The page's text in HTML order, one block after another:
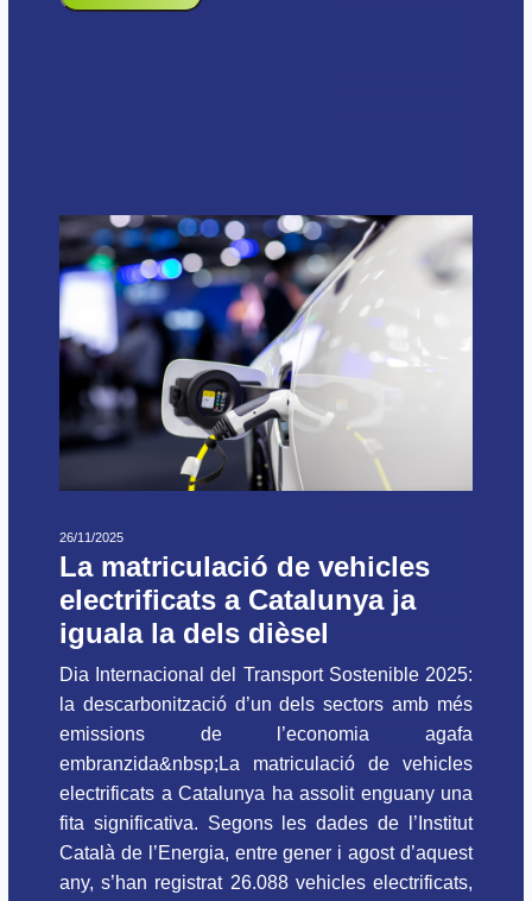
26/11/2025
La matriculació de vehicles
electrificats a Catalunya ja
iguala la dels dièsel
Dia Internacional del Transport Sostenible 2025:
la descarbonització d’un dels sectors amb més
emissions de l’economia agafa
embranzida&nbsp;La matriculació de vehicles
electrificats a Catalunya ha assolit enguany una
fita significativa. Segons les dades de l’Institut
Català de l’Energia, entre gener i agost d’aquest
any, s’han registrat 26.088 vehicles electrificats,